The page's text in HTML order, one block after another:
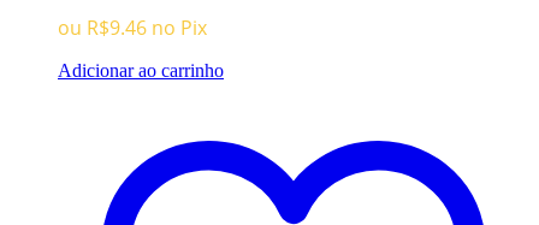
ou R$9.46 no Pix
Adicionar ao carrinho